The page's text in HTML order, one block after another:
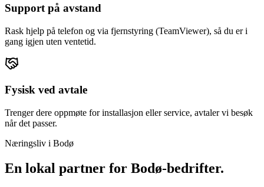
Support på avstand
Rask hjelp på telefon og via fjernstyring (TeamViewer), så du er i
gang igjen uten ventetid.
Fysisk ved avtale
Trenger dere oppmøte for installasjon eller service, avtaler vi besøk
når det passer.
Næringsliv i Bodø
En lokal partner for Bodø-bedrifter.